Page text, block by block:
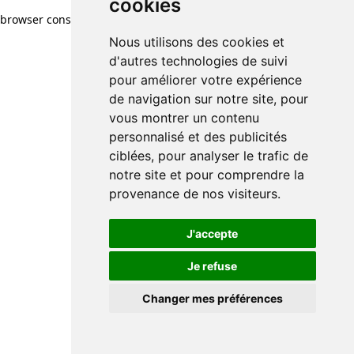
cookies
Nous utilisons des cookies et
d'autres technologies de suivi
pour améliorer votre expérience
de navigation sur notre site, pour
vous montrer un contenu
personnalisé et des publicités
ciblées, pour analyser le trafic de
notre site et pour comprendre la
provenance de nos visiteurs.
J'accepte
Je refuse
Changer mes préférences
browser console for more information)